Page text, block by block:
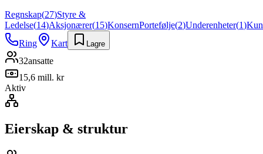
Regnskap(27)Styre &
Ledelse(14)Aksjonærer(15)KonsernPortefølje(2)Underenheter(1)
Ring
Kart Lagre
32ansatte
15,6 mill. kr
Aktiv
Eierskap & struktur